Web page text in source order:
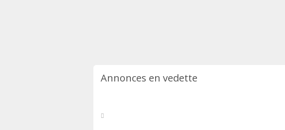
Annonces en vedette